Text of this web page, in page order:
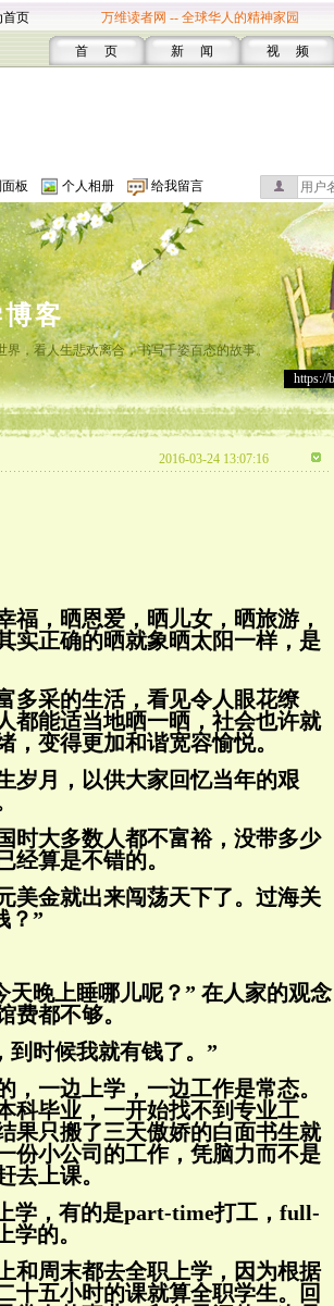
首页 万维读者网 -- 全球华人的精神家园
首 页 新 闻 视 频
板 个人相册 给我留言
客
，看人生悲欢离合，书写千姿百态的故事。
https://
2016-03-24 13:07:16
福，晒恩爱，晒儿女，晒旅游，
实正确的晒就象晒太阳一样，是
多采的生活，看见令人眼花缭
都能适当地晒一晒，社会也许就
， 变得更加和谐宽容愉悦。
岁月，以供大家回忆当年的艰
时大多数人都不富裕，没带多少
经算是不错的。
美金就出来闯荡天下了。过海关
？”
天晚上睡哪儿呢？” 在人家的观念
费都不够。
到时候我就有钱了。”
一边上学，一边工作是常态。
科毕业，一开始找不到专业工
果只搬了三天傲娇的白面书生就
份小公司的工作，凭脑力而不是
去上课。
学，有的是part-time打工，full-
学的。
和周末都去全职上学，因为根据
十五小时的课就算全职学生。
回